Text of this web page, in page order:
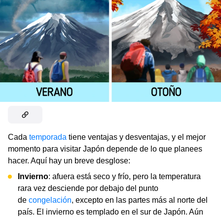
Cada temporada tiene ventajas y desventajas, y el mejor
momento para visitar Japón depende de lo que planees
hacer. Aquí hay un breve desglose:
Invierno: afuera está seco y frío, pero la temperatura
rara vez desciende por debajo del punto
de congelación, excepto en las partes más al norte del
país. El invierno es templado en el sur de Japón. Aún